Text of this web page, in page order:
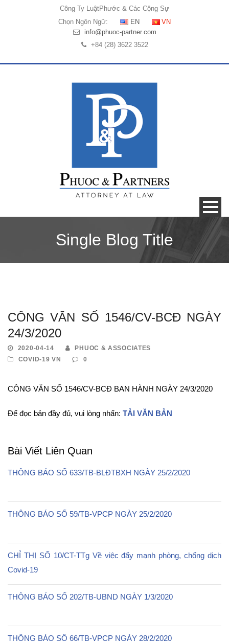
Công Ty LuậtPhước & Các Cộng Sự
Chọn Ngôn Ngữ:
EN
VN
info@phuoc-partner.com
+84 (28) 3622 3522
Single Blog Title
CÔNG VĂN SỐ 1546/CV-BCĐ NGÀY
24/3/2020
2020-04-14
PHUOC & ASSOCIATES
COVID-19 VN
0
CÔNG VĂN SỐ 1546/CV-BCĐ BAN HÀNH NGÀY 24/3/2020
Để đọc bản đầy đủ, vui lòng nhấn: TẢI VĂN BẢN
Bài Viết Liên Quan
THÔNG BÁO SỐ 633/TB-BLĐTBXH NGÀY 25/2/2020
THÔNG BÁO SỐ 59/TB-VPCP NGÀY 25/2/2020
CHỈ THỊ SỐ 10/CT-TTg Về việc đẩy mạnh phòng, chống dịch
Covid-19
THÔNG BÁO SỐ 202/TB-UBND NGÀY 1/3/2020
THÔNG BÁO SỐ 66/TB-VPCP NGÀY 28/2/2020